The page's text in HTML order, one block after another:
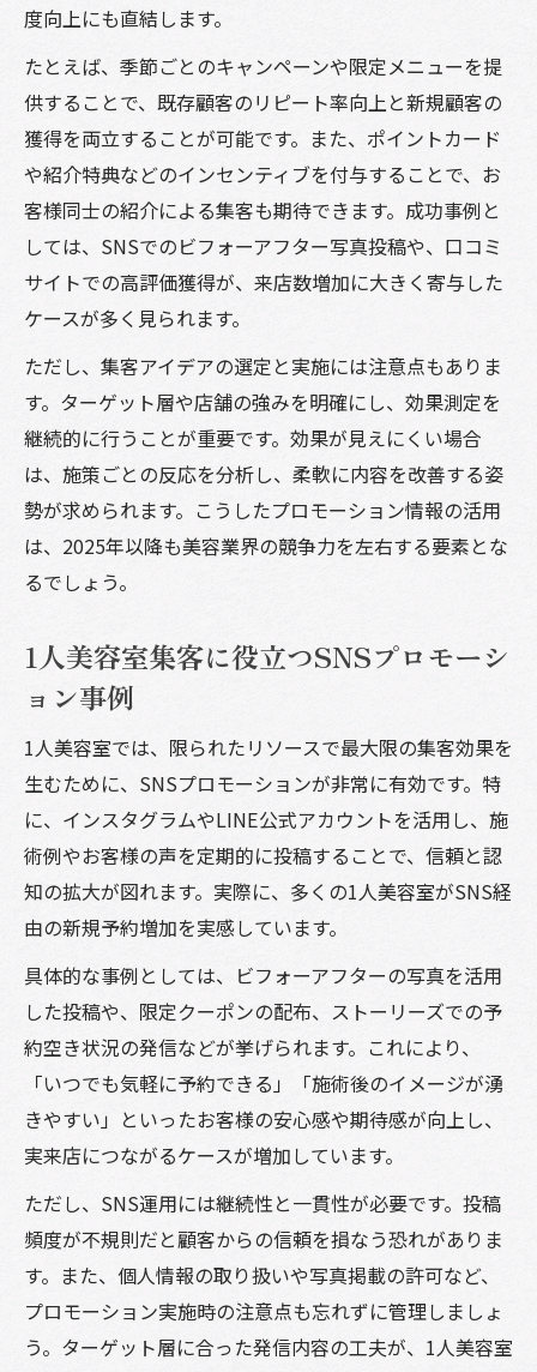
ョンの実際
集客アイデアを活かしたリピーター育成施
策の工夫
集客力向上を目指す美容室の工夫ポイント
美容室集客力向上に役立つ施策の具体例
美容師集客インスタ運用で差をつける工夫
口コミ管理とMEO対策による来店動機の強
化
美容室のプロモーション情報を効果的に伝
える方法
集客できない美容室の課題と改善アプロー
チ
美容室プロモーション展開の成功パターン紹介
美容室プロモーション成功パターンの共通
点とは
略
美容師集客インスタで話題化した成功事例
践例
口コミを活用した美容室集客の成功要因分
析
新規顧客を呼ぶ美容室プロモーションの秘訣
美容室が新規顧客を獲得する魅力的な集客
SNS発信で話題になる美容師集客インスタ
の使い方
口コミとおもてなしが生む美容室の信頼構
築術
1人美容室集客のためのプロモーションノウ
美容 プロモーション勧誘で失敗しないコツ
2025年に向けた美容室集客方法の実践術
美容室プロモーション情報を活かした2025
年型集客術
度向上にも直結します。
たとえば、季節ごとのキャンペーンや限定メニューを提
供することで、既存顧客のリピート率向上と新規顧客の
獲得を両立することが可能です。また、ポイントカード
や紹介特典などのインセンティブを付与することで、お
客様同士の紹介による集客も期待できます。成功事例と
しては、SNSでのビフォーアフター写真投稿や、口コミ
サイトでの高評価獲得が、来店数増加に大きく寄与した
ケースが多く見られます。
ただし、集客アイデアの選定と実施には注意点もありま
す。ターゲット層や店舗の強みを明確にし、効果測定を
継続的に行うことが重要です。効果が見えにくい場合
は、施策ごとの反応を分析し、柔軟に内容を改善する姿
勢が求められます。こうしたプロモーション情報の活用
は、2025年以降も美容業界の競争力を左右する要素とな
るでしょう。
1人美容室集客に役立つSNSプロモーシ
ョン事例
1人美容室では、限られたリソースで最大限の集客効果を
生むために、SNSプロモーションが非常に有効です。特
に、インスタグラムやLINE公式アカウントを活用し、施
術例やお客様の声を定期的に投稿することで、信頼と認
知の拡大が図れます。実際に、多くの1人美容室がSNS経
由の新規予約増加を実感しています。
具体的な事例としては、ビフォーアフターの写真を活用
した投稿や、限定クーポンの配布、ストーリーズでの予
約空き状況の発信などが挙げられます。これにより、
「いつでも気軽に予約できる」「施術後のイメージが湧
きやすい」といったお客様の安心感や期待感が向上し、
実来店につながるケースが増加しています。
ただし、SNS運用には継続性と一貫性が必要です。投稿
頻度が不規則だと顧客からの信頼を損なう恐れがありま
す。また、個人情報の取り扱いや写真掲載の許可など、
プロモーション実施時の注意点も忘れずに管理しましょ
う。ターゲット層に合った発信内容の工夫が、1人美容室